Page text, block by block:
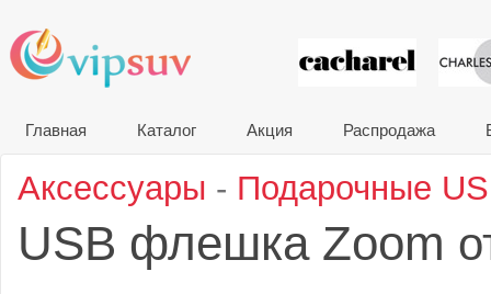
VIP
Главная Каталог Акция Распродажа
Аксессуары - Подарочные
USB флешка Zoom